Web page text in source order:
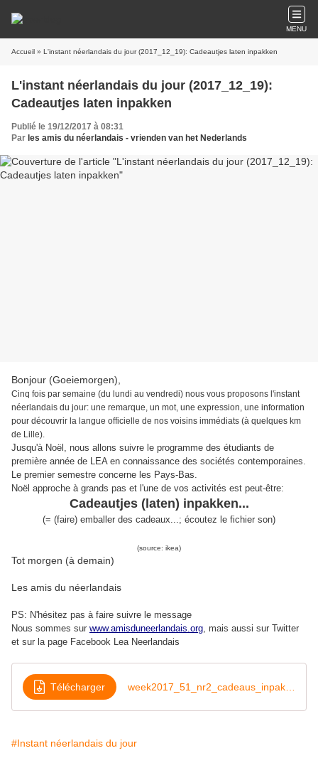
MENU
Accueil » L'instant néerlandais du jour (2017_12_19): Cadeautjes laten inpakken
L'instant néerlandais du jour (2017_12_19):
Cadeautjes laten inpakken
Publié le 19/12/2017 à 08:31
Par les amis du néerlandais - vrienden van het Nederlands
Bonjour (Goeiemorgen),
Cinq fois par semaine (du lundi au vendredi) nous vous proposons l'instant
néerlandais du jour: une remarque, un mot, une expression, une information
pour découvrir la langue officielle de nos voisins immédiats (à quelques km
de Lille).
Jusqu'à Noël, nous allons suivre le programme des étudiants de
première année de LEA en connaissance des sociétés contemporaines.
Le premier semestre concerne les Pays-Bas.
Noël approche à grands pas et l'une de vos activités est peut-être:
Cadeautjes (laten) inpakken...
(= (faire) emballer des cadeaux...; écoutez le fichier son)
(source: ikea)
Tot morgen (à demain)
Les amis du néerlandais
PS: N'hésitez pas à faire suivre le message
Nous sommes sur www.amisduneerlandais.org, mais aussi sur Twitter
et sur la page Facebook Lea Neerlandais
Télécharger
#Instant néerlandais du jour